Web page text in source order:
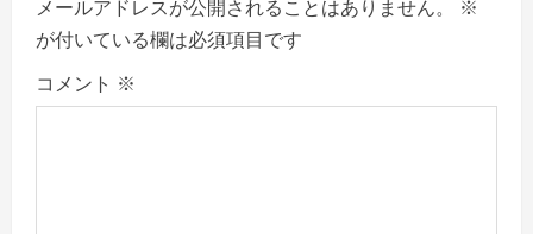
g
a
メールアドレスが公開されることはありません。
※
が付いている欄は必須項目です
コメント ※